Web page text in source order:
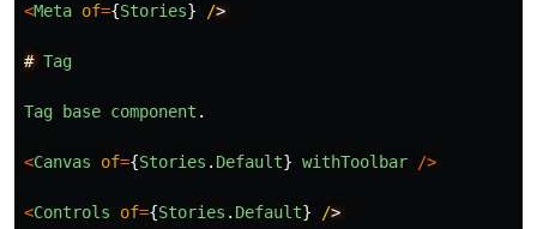
<Meta of={Stories} /
# Tag
Tag base component .
<Canvas of={Stories . Default} withToolbar />
<Controls of={Stories . Default} /